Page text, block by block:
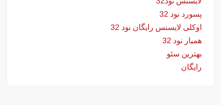
پسورد نود 32
اوکلی لایسنس رایگان نود 32
همیار نود 32
بهترین سئو
رایگان